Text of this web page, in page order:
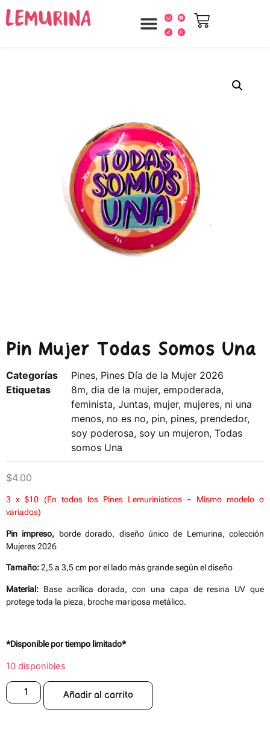
Pin Mujer Todas Somos Una
Categorías Pines, Pines Día de la Mujer 2026
Etiquetas
8m, dia de la mujer, empoderada,
feminista, Juntas, mujer, mujeres, ni una
menos, no es no, pin, pines, prendedor,
soy poderosa, soy un mujeron, Todas
somos Una
$4.00
3 x $10 (En todos los Pines Lemurinisticos – Mismo modelo o
variados)
Pin impreso, borde dorado, diseño único de Lemurina, colección
Mujeres 2026
Tamaño:2,5 a 3,5 cm por el lado más grande según el diseño
Material: Base acrílica dorada, con una capa de resina UV que
protege toda la pieza, broche mariposa metálico.
*Disponible por tiempo limitado*
10 disponibles
Añadir al carrito